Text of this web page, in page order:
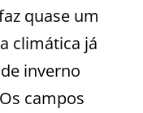
quase um
climática já
inverno
campos